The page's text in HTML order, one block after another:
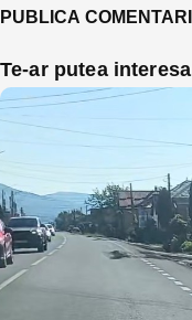
Te-ar putea interesa